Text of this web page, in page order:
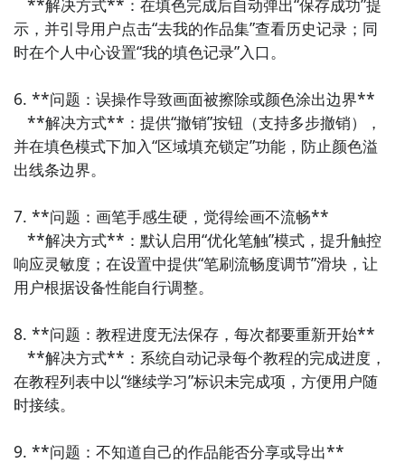
9. 《笔顺天天练》
每天推送一个精选汉字，附带笔顺动画、书写要点和常
间学习，长期坚持可显著提升书写水平。
10. 《写字本》
模拟真实纸笔书写体验，支持自由手写、笔画回放和导
求，是追求极简风格用户的理想选择。
示，并引导用户点击“去我的作品集”查看历史记录；同
时在个人中心设置“我的填色记录”入口。
6. **问题：误操作导致画面被擦除或颜色涂出边界**
并在填色模式下加入“区域填充锁定”功能，防止颜色溢
出线条边界。
7. **问题：画笔手感生硬，觉得绘画不流畅**
响应灵敏度；在设置中提供“笔刷流畅度调节”滑块，让
用户根据设备性能自行调整。
8. **问题：教程进度无法保存，每次都要重新开始**
在教程列表中以“继续学习”标识未完成项，方便用户随
时接续。
9. **问题：不知道自己的作品能否分享或导出**